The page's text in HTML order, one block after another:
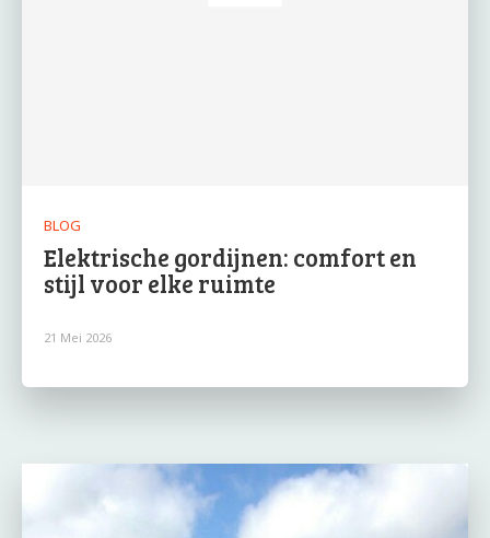
BLOG
Elektrische gordijnen: comfort en
stijl voor elke ruimte
21 Mei 2026